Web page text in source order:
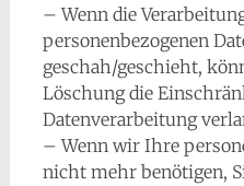
– Wenn die
personenbezogenen
geschah/geschieht,
Löschung die
Datenverarbeitung
– Wenn wir Ihre
nicht mehr benötigen,